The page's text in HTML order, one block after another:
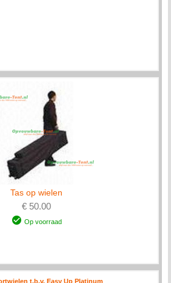
Tas op wielen
€ 50.00
Op voorraad